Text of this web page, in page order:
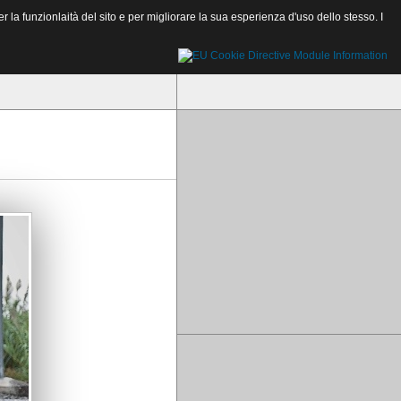
funzionlaità del sito e per migliorare la sua esperienza d'uso dello stesso. I